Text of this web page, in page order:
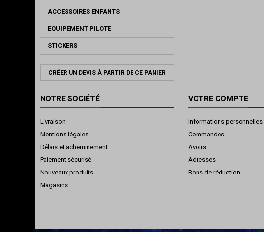
ACCESSOIRES ENFANTS
EQUIPEMENT PILOTE
STICKERS
CRÉER UN DEVIS À PARTIR DE CE PANIER
NOTRE SOCIÉTÉ
Livraison
Mentions légales
Délais et acheminement
Paiement sécurisé
Nouveaux produits
Magasins
VOTRE COMPTE
Informations personnelles
Commandes
Avoirs
Adresses
Bons de réduction